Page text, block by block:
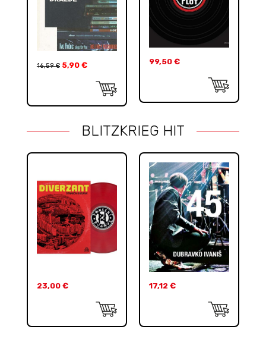
16,59€ 5,90 € 99,50 €
BLITZKRIEG HIT
23,00 € 17,12 €